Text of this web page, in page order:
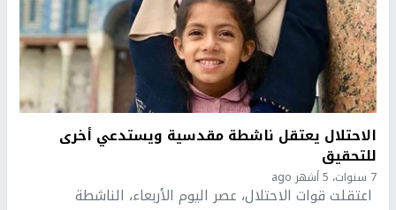
الاحتلال يعتقل ناشطة مقدسية ويستدعي أخرى
للتحقيق
7 سنوات، 5 أشهر ago
اعتقلت قوات الاحتلال، عصر اليوم الأربعاء، الناشطة